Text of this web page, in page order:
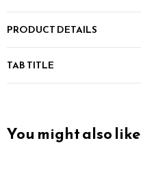
PRODUCT DETAILS
TAB TITLE
You might also like